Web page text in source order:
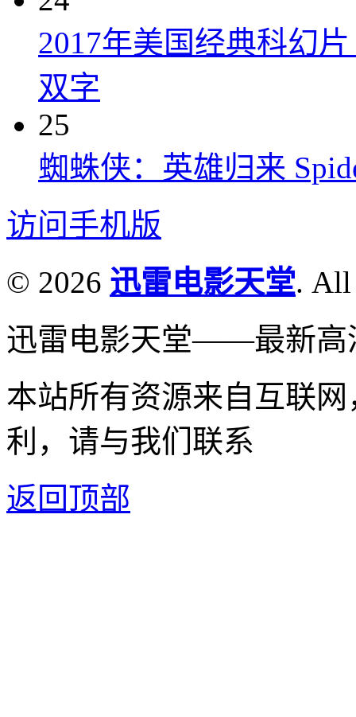
2017年美国经典科幻
双字
25
蜘蛛侠：英雄归来
访问手机版
© 2026 迅雷电影天堂. All
迅雷电影天堂——最新高
本站所有资源来自互联
利，请与我们联系
返回顶部